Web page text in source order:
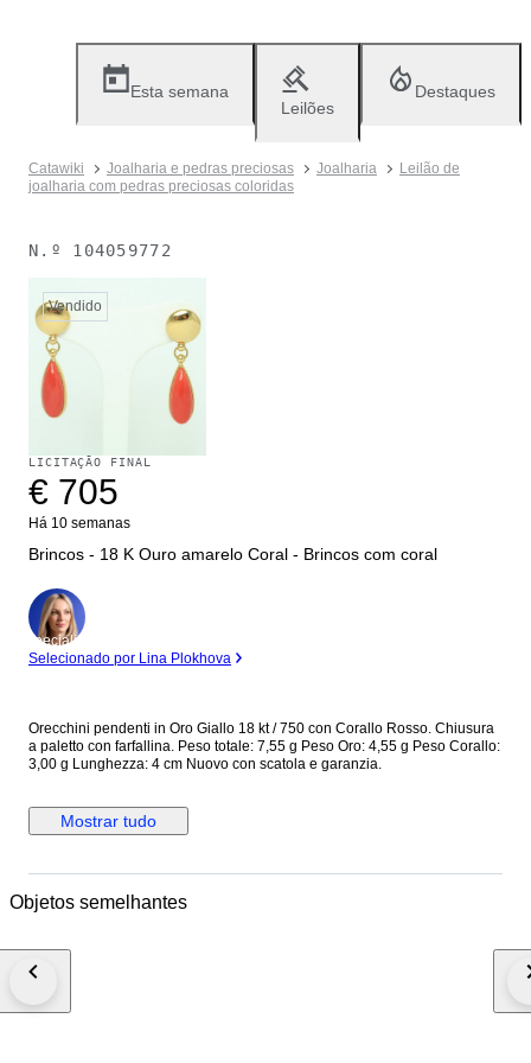
Esta semana
Leilões
Destaques
Catawiki Joalharia e pedras preciosas Joalharia
Leilão de
joalharia com pedras preciosas coloridas
N.º 104059772
Vendido
LICITAÇÃO FINAL
€ 705
Há 10 semanas
Brincos - 18 K Ouro amarelo Coral - Brincos com coral
Especialista
Selecionado por Lina Plokhova
Orecchini pendenti in Oro Giallo 18 kt / 750 con Corallo Rosso. Chiusura
a paletto con farfallina. Peso totale: 7,55 g Peso Oro: 4,55 g Peso Corallo:
3,00 g Lunghezza: 4 cm Nuovo con scatola e garanzia.
Mostrar tudo
Objetos semelhantes